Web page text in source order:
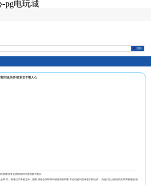
pg电玩城
慰问送关怀 情系老干暖人心
年国家税务总局琼海市税务局春节慰问
风尚，新春佳节来临之际，国家税务总局琼海市税务局组织春节走访慰问退休老干部活动，为他们送上组织的关怀和新春的祝